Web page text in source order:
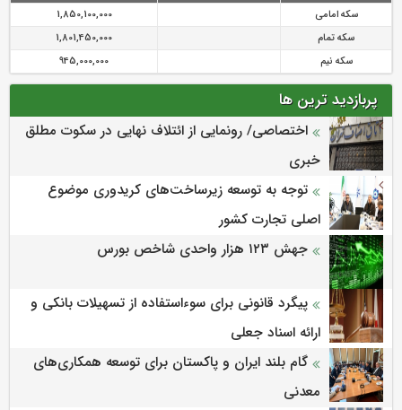
سکه امامی
1,850,100,000
سکه تمام
1,801,450,000
سکه نیم
945,000,000
پربازدید ترین ها
اختصاصی/ رونمایی از ائتلاف‌ نهایی در سکوت مطلق
خبری
توجه به توسعه زیرساخت‌های کریدوری موضوع
اصلی تجارت کشور
جهش ۱۲۳ هزار واحدی شاخص بورس
پیگرد قانونی برای سوءاستفاده از تسهیلات بانکی و
ارائه اسناد جعلی
گام بلند ایران و پاکستان برای توسعه همکاری‌های
معدنی